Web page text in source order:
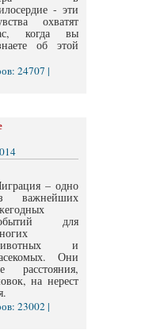
- эти
охватят
когда вы
об этой
24707 |
– одно
важнейших
для
и
Они
расстояния,
на нерест
23002 |